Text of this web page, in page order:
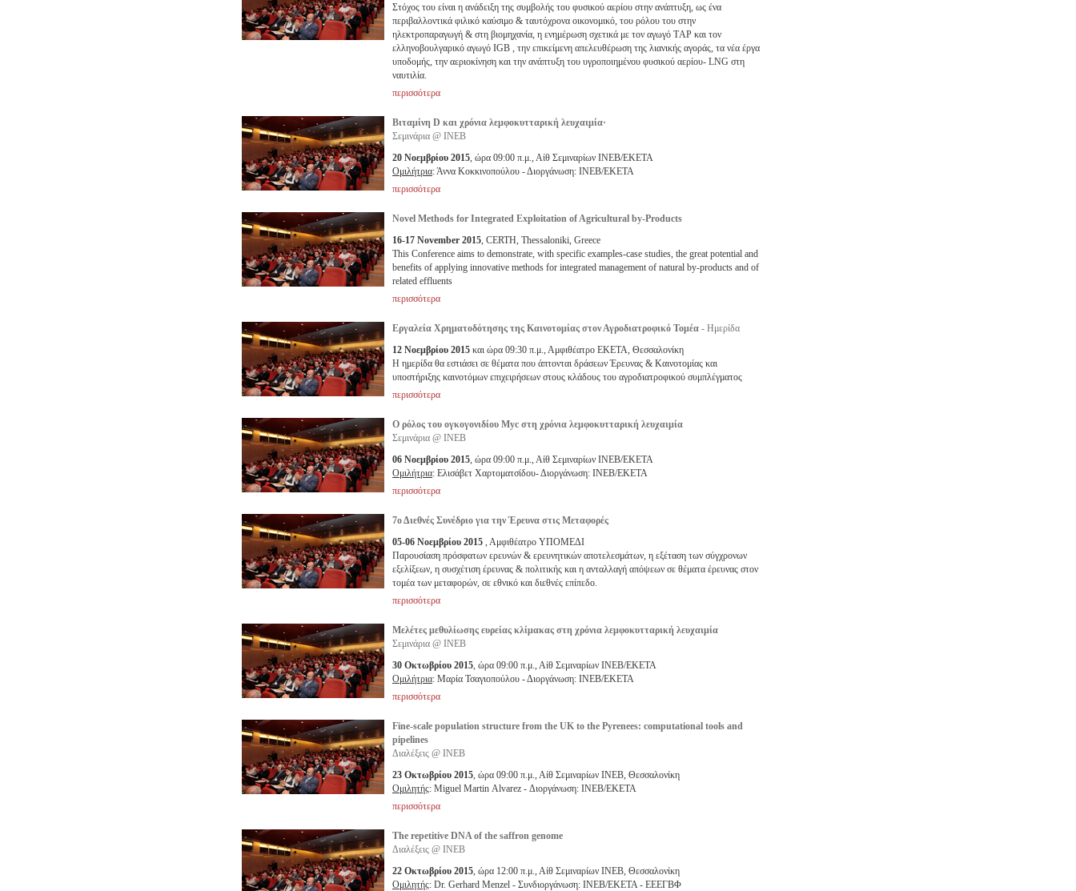
Στόχος του είναι η ανάδειξη της συμβολής του φυσικού αερίου στην ανάπτυξη, ως ένα
περιβαλλοντικά φιλικό καύσιμο & ταυτόχρονα οικονομικό, του ρόλου του στην
ηλεκτροπαραγωγή & στη βιομηχανία, η ενημέρωση σχετικά με τον αγωγό TΑP και τον
ελληνοβουλγαρικό αγωγό IGB , την επικείμενη απελευθέρωση της λιανικής αγοράς, τα νέα έργα
υποδομής, την αεριοκίνηση και την ανάπτυξη του υγροποιημένου φυσικού αερίου- LNG στη
ναυτιλία.
περισσότερα
Βιταμίνη D και χρόνια λεμφοκυτταρική λευχαιμία·
Σεμινάρια @ ΙΝΕΒ
20 Νοεμβρίου 2015, ώρα 09:00 π.μ., Αίθ Σεμιναρίων ΙΝΕΒ/ΕΚΕΤΑ
Ομιλήτρια: Άννα Κοκκινοπούλου - Διοργάνωση: ΙΝΕΒ/ΕΚΕΤΑ
περισσότερα
Novel Methods for Integrated Exploitation of Agricultural by-Products
16-17 November 2015, CERTH, Thessaloniki, Greece
This Conference aims to demonstrate, with specific examples-case studies, the great potential and
benefits of applying innovative methods for integrated management of natural by-products and of
related effluents
περισσότερα
Εργαλεία Χρηματοδότησης της Καινοτομίας στον Αγροδιατροφικό Τομέα - Ημερίδα
12 Νοεμβρίου 2015 και ώρα 09:30 π.μ., Αμφιθέατρο ΕΚΕΤΑ, Θεσσαλονίκη
Η ημερίδα θα εστιάσει σε θέματα που άπτονται δράσεων Έρευνας & Καινοτομίας και
υποστήριξης καινοτόμων επιχειρήσεων στους κλάδους του αγροδιατροφικού συμπλέγματος
περισσότερα
Ο ρόλος του ογκογονιδίου Myc στη χρόνια λεμφοκυτταρική λευχαιμία
Σεμινάρια @ ΙΝΕΒ
06 Νοεμβρίου 2015, ώρα 09:00 π.μ., Αίθ Σεμιναρίων ΙΝΕΒ/ΕΚΕΤΑ
Ομιλήτρια: Ελισάβετ Χαρτοματσίδου- Διοργάνωση: ΙΝΕΒ/ΕΚΕΤΑ
περισσότερα
7ο Διεθνές Συνέδριο για την Έρευνα στις Μεταφορές
05-06 Νοεμβρίου 2015 , Αμφιθέατρο ΥΠΟΜΕΔΙ
Παρουσίαση πρόσφατων ερευνών & ερευνητικών αποτελεσμάτων, η εξέταση των σύγχρονων
εξελίξεων, η συσχέτιση έρευνας & πολιτικής και η ανταλλαγή απόψεων σε θέματα έρευνας στον
τομέα των μεταφορών, σε εθνικό και διεθνές επίπεδο.
περισσότερα
Μελέτες μεθυλίωσης ευρείας κλίμακας στη χρόνια λεμφοκυτταρική λευχαιμία
Σεμινάρια @ ΙΝΕΒ
30 Οκτωβρίου 2015, ώρα 09:00 π.μ., Αίθ Σεμιναρίων ΙΝΕΒ/ΕΚΕΤΑ
Ομιλήτρια: Μαρία Τσαγιοπούλου - Διοργάνωση: ΙΝΕΒ/ΕΚΕΤΑ
περισσότερα
Fine-scale population structure from the UK to the Pyrenees: computational tools and
pipelines
Διαλέξεις @ ΙΝΕΒ
23 Οκτωβρίου 2015, ώρα 09:00 π.μ., Αίθ Σεμιναρίων ΙΝΕΒ, Θεσσαλονίκη
Ομιλητής: Miguel Martin Αlvarez - Διοργάνωση: ΙΝΕΒ/ΕΚΕΤΑ
περισσότερα
The repetitive DNA of the saffron genome
Διαλέξεις @ ΙΝΕΒ
22 Οκτωβρίου 2015, ώρα 12:00 π.μ., Αίθ Σεμιναρίων ΙΝΕΒ, Θεσσαλονίκη
Ομιλητής: Dr. Gerhard Menzel - Συνδιοργάνωση: ΙΝΕΒ/ΕΚΕΤΑ - ΕΕΕΓΒΦ